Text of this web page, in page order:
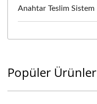
Anahtar Teslim Sistem
Popüler Ürünler